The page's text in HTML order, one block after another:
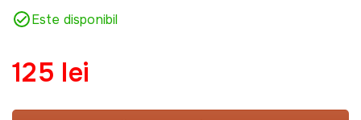
Este disponibil
125 lei